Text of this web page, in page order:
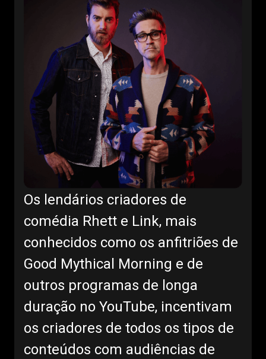
Os lendários criadores de
comédia Rhett e Link, mais
conhecidos como os anfitriões de
Good Mythical Morning e de
outros programas de longa
duração no YouTube, incentivam
os criadores de todos os tipos de
conteúdos com audiências de